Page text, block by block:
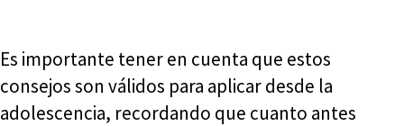
Es importante tener en cuenta que estos
consejos son válidos para aplicar desde la
adolescencia, recordando que cuanto antes